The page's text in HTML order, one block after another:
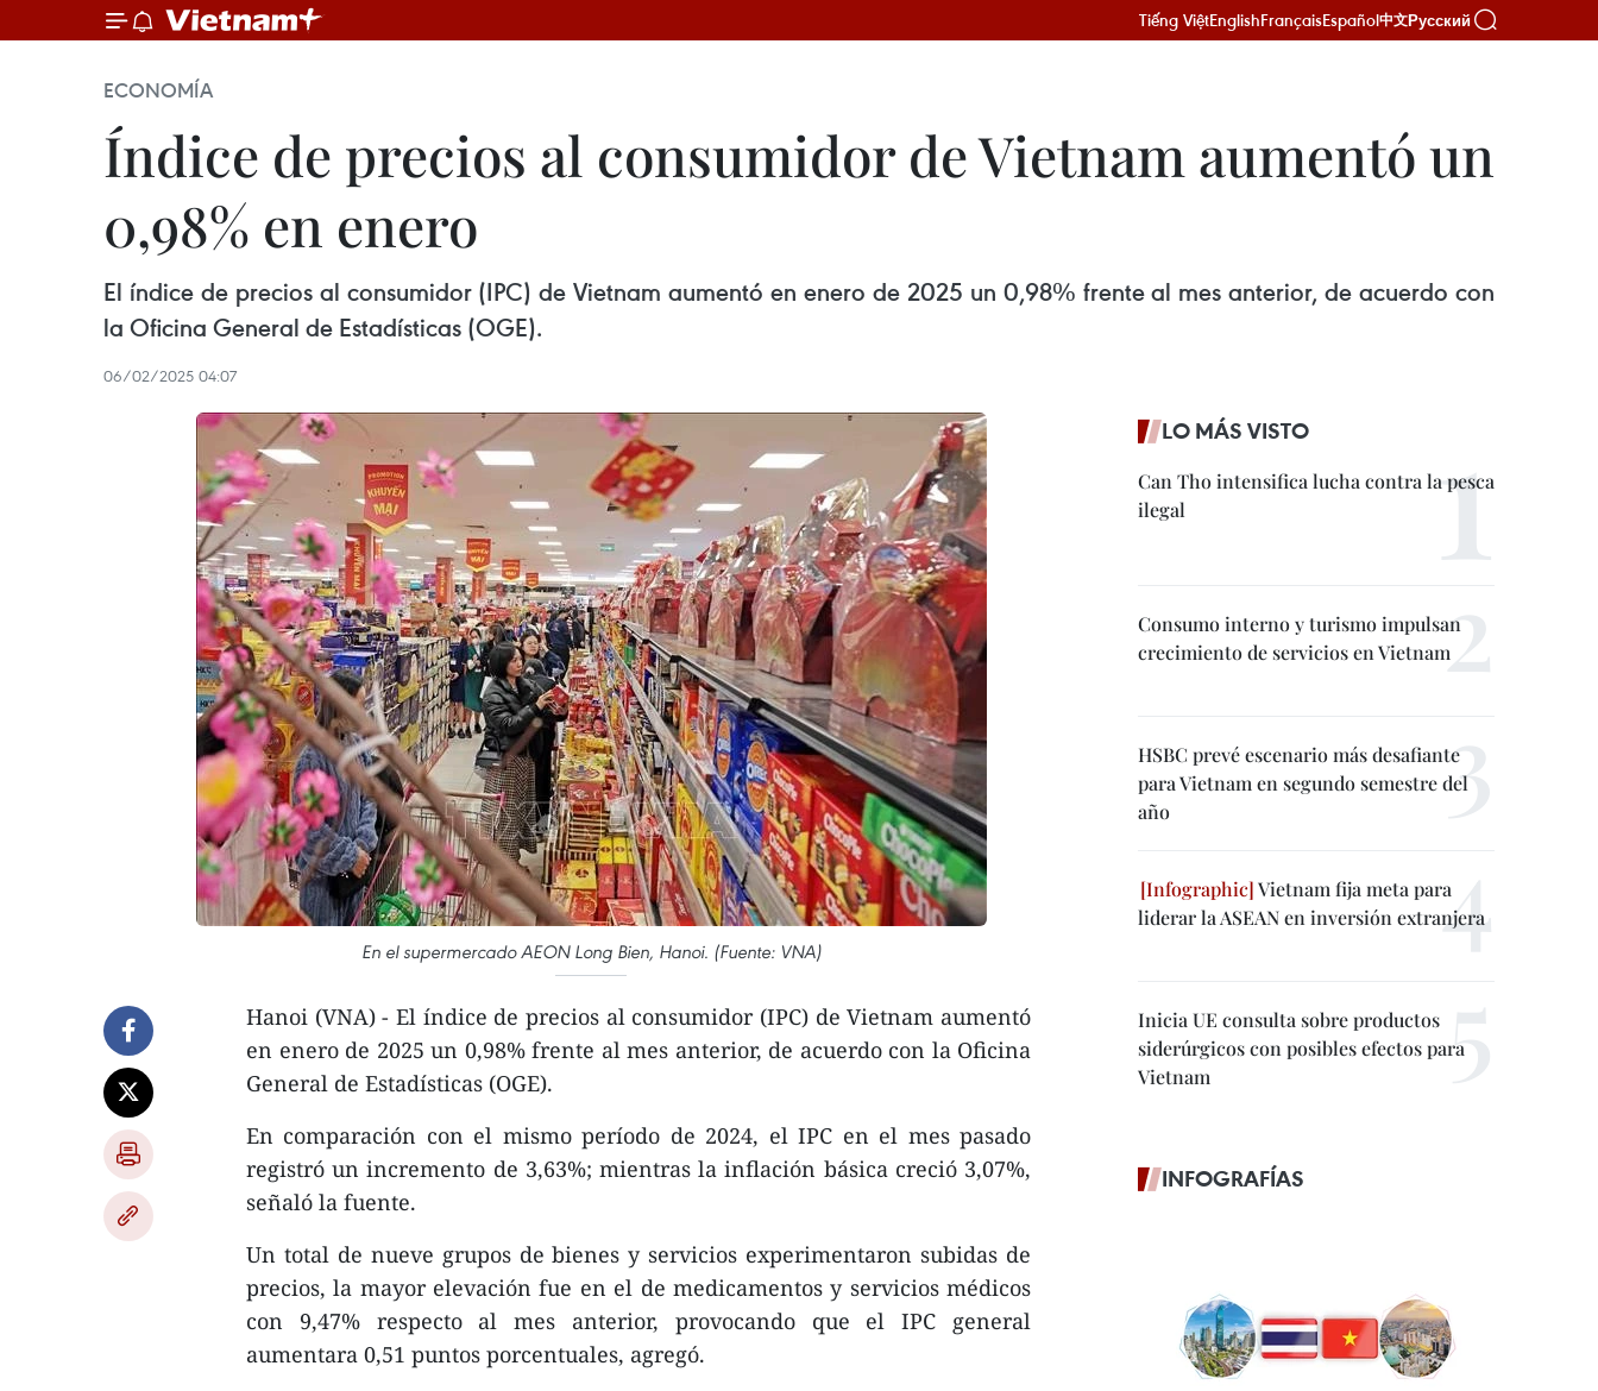
Tiếng ViệtEnglishFrançaisEspañol中文Русский
ECONOMÍA
Índice de precios al consumidor de Vietnam aumentó un
0,98% en enero
El índice de precios al consumidor (IPC) de Vietnam aumentó en enero de 2025 un 0,98% frente al mes anterior, de acuerdo con
la Oficina General de Estadísticas (OGE).
06/02/2025 04:07
En el supermercado AEON Long Bien, Hanoi. (Fuente: VNA)
Hanoi (VNA) - El índice de precios al consumidor (IPC) de Vietnam aumentó
en enero de 2025 un 0,98% frente al mes anterior, de acuerdo con la Oficina
General de Estadísticas (OGE).
En comparación con el mismo período de 2024, el IPC en el mes pasado
registró un incremento de 3,63%; mientras la inflación básica creció 3,07%,
señaló la fuente.
Un total de nueve grupos de bienes y servicios experimentaron subidas de
precios, la mayor elevación fue en el de medicamentos y servicios médicos
con 9,47% respecto al mes anterior, provocando que el IPC general
aumentara 0,51 puntos porcentuales, agregó.
LO MÁS VISTO
Can Tho intensifica lucha contra la pesca
ilegal
Consumo interno y turismo impulsan
crecimiento de servicios en Vietnam
HSBC prevé escenario más desafiante
para Vietnam en segundo semestre del
año
Vietnam fija meta para
liderar la ASEAN en inversión extranjera
Inicia UE consulta sobre productos
siderúrgicos con posibles efectos para
Vietnam
INFOGRAFÍAS